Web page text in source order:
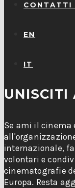
CONTATTI
EN
IT
UNISCITI
Se ami il cinema
internazionale,
volontari e
cinematografie
Europa. Resta